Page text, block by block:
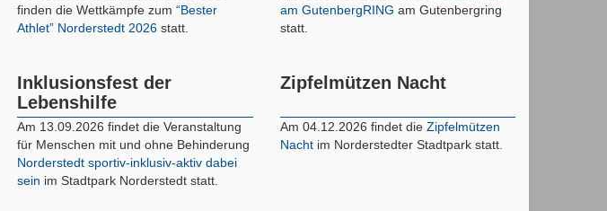
finden die Wettkämpfe zum “Bester
Athlet” Norderstedt 2026 statt.
am GutenbergRING am Gutenbergring
statt.
Inklusionsfest der
Lebenshilfe
Am 13.09.2026 findet die Veranstaltung
für Menschen mit und ohne Behinderung
Norderstedt sportiv-inklusiv-aktiv dabei
sein im Stadtpark Norderstedt statt.
Zipfelmützen Nacht
Am 04.12.2026 findet die Zipfelmützen
Nachtim Norderstedter Stadtpark statt.